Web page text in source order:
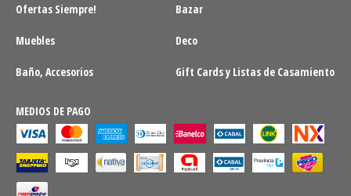
Ofertas Siempre!
Bazar
Muebles Deco
Baño, Accesorios Gift Cards y Listas de Casamiento
MEDIOS DE PAGO